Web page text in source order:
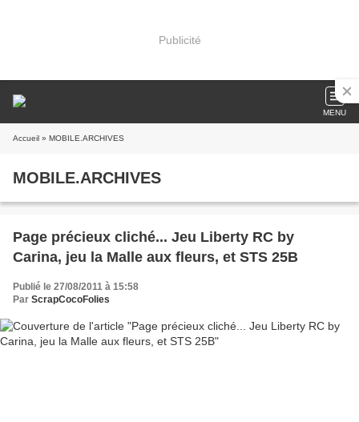
Publicité
MENU
Accueil » MOBILE.ARCHIVES
MOBILE.ARCHIVES
Page précieux cliché... Jeu Liberty RC by
Carina, jeu la Malle aux fleurs, et STS 25B
Publié le 27/08/2011 à 15:58
Par ScrapCocoFolies